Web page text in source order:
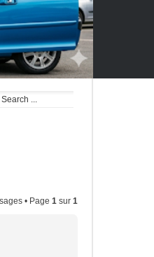
• Page 1 sur 1